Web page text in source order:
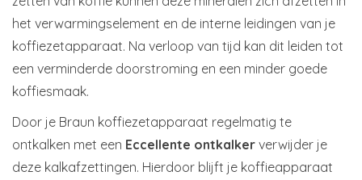
het verwarmingselement en de interne leidingen van je
koffiezetapparaat. Na verloop van tijd kan dit leiden tot
een verminderde doorstroming en een minder goede
koffiesmaak.
Door je Braun koffiezetapparaat regelmatig te
ontkalken met een Eccellente ontkalker verwijder je
deze kalkafzettingen. Hierdoor blijft je koffieapparaat